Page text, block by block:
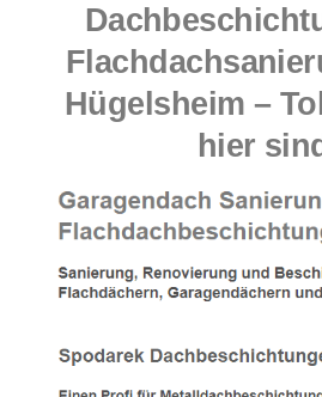
Hügelsheim –
hier